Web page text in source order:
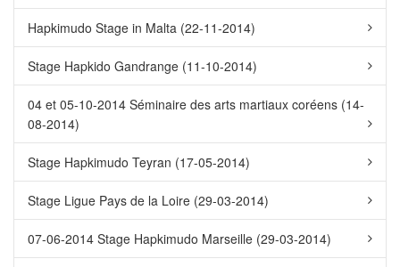
Hapkimudo Stage in Malta (22-11-2014)
Stage Hapkido Gandrange (11-10-2014)
04 et 05-10-2014 Séminaire des arts martiaux coréens (14-
08-2014)
Stage Hapkimudo Teyran (17-05-2014)
Stage Ligue Pays de la Loire (29-03-2014)
07-06-2014 Stage Hapkimudo Marseille (29-03-2014)